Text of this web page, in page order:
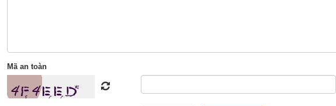
Xem ngày theo sinh khắc ngũ hành can chi: ngày Bảo nhật, ngày Thoa nhật, ngày
nhật, ngày Ngũ ly nhật
Tránh ngày xung khắc với tuổi người chủ sự
Mã an toàn